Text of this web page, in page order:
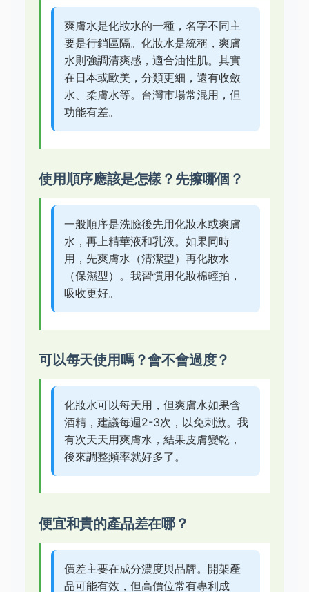
爽膚水是化妝水的一種，名字不同主
要是行銷區隔。化妝水是統稱，爽膚
水則強調清爽感，適合油性肌。其實
在日本或歐美，分類更細，還有收斂
水、柔膚水等。台灣市場常混用，但
功能有差。
使用順序應該是怎樣？先擦哪個？
一般順序是洗臉後先用化妝水或爽膚
水，再上精華液和乳液。如果同時
用，先爽膚水（清潔型）再化妝水
（保濕型）。我習慣用化妝棉輕拍，
吸收更好。
可以每天使用嗎？會不會過度？
化妝水可以每天用，但爽膚水如果含
酒精，建議每週2-3次，以免刺激。我
有次天天用爽膚水，結果皮膚變乾，
後來調整頻率就好多了。
便宜和貴的產品差在哪？
價差主要在成分濃度與品牌。開架產
品可能有效，但高價位常有專利成